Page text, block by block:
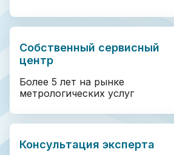
Собственный сервисный
центр
Более 5 лет на рынке
метрологических услуг
Консультация эксперта